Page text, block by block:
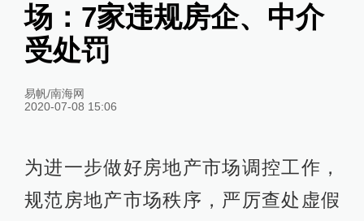
场：7家违规房企、中介
受处罚
易帆/南海网
2020-07-08 15:06
为进一步做好房地产市场调控工作，
规范房地产市场秩序，严厉查处虚假